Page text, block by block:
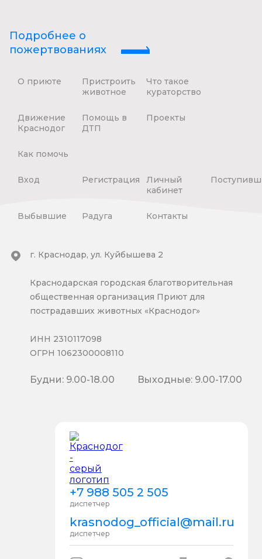
Подробнее о
пожертвованиях
О приюте
Пристроить
животное
Что такое
кураторство
Движение
Краснодог
Помощь в
ДТП
Проекты
Как помочь
Вход Регистрация
Личный
кабинет
Выбывшие Радуга Контакты
+7 988 505 2 505
диспетчер
krasnodog_official@mail.ru
диспетчер
г. Краснодар, ул. Куйбышева 2
Краснодарская городская благотворительная
общественная организация Приют для
пострадавших животных «Краснодог»
ИНН 2310117098
ОГРН 1062300008110
Будни: 9.00-18.00 Выходные: 9.00-17.00